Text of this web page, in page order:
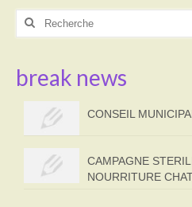
DECHETS VERTS
Rechercher
break news
CONSEIL
CAMPAGNE
NOURRITURE